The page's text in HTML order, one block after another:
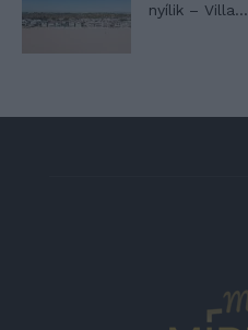
nyílik – Villa...